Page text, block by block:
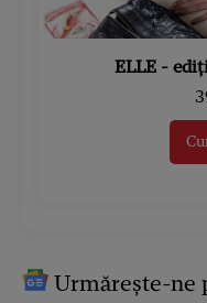
ELLE -
Urmărește-ne